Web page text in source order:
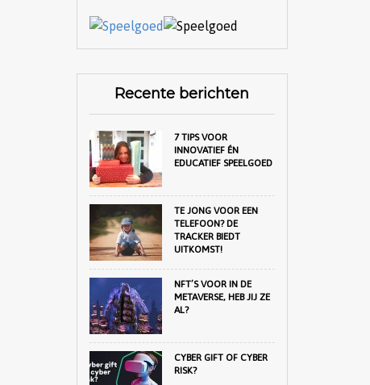
Recente berichten
7 TIPS VOOR
INNOVATIEF ÉN
EDUCATIEF SPEELGOED
TE JONG VOOR EEN
TELEFOON? DE
TRACKER BIEDT
UITKOMST!
NFT’S VOOR IN DE
METAVERSE, HEB JIJ ZE
AL?
CYBER GIFT OF CYBER
RISK?